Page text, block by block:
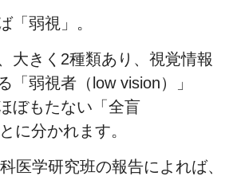
「弱視」。
大きく2種類あり、視覚情報
「弱視者（low vision）」
ぼもたない「全盲
に分かれます。
医学研究班の報告によれば、